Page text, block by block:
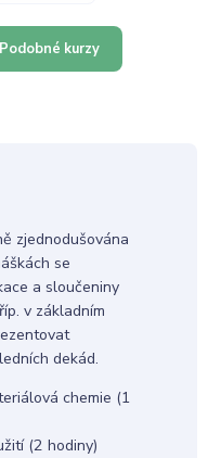
Podobné kurzy
zjednodušována
se
a sloučeniny
v základním
dekád.
chemie (1
(2 hodiny)